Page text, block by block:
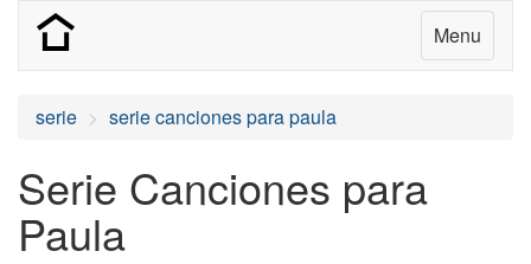
Menu
serie serie canciones para paula
Serie Canciones para
Paula